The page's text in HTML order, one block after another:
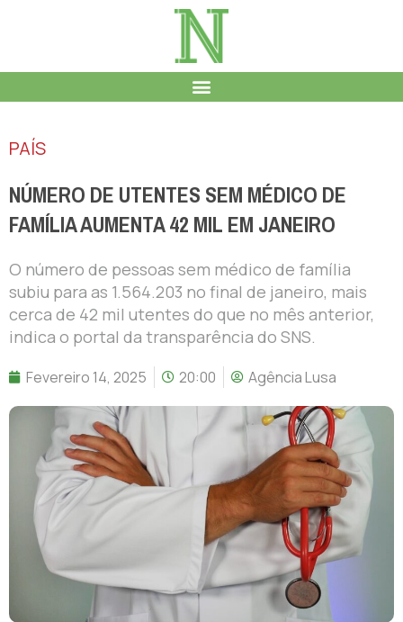
PAÍS
NÚMERO DE UTENTES SEM MÉDICO DE
FAMÍLIA AUMENTA 42 MIL EM JANEIRO
O número de pessoas sem médico de família
subiu para as 1.564.203 no final de janeiro, mais
cerca de 42 mil utentes do que no mês anterior,
indica o portal da transparência do SNS.
Fevereiro 14, 2025 20:00 Agência Lusa